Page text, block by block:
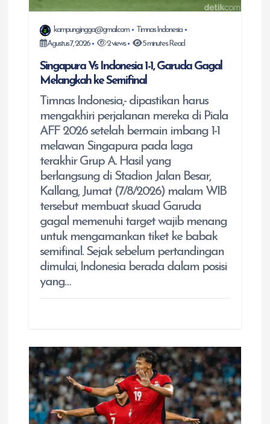
s
kampungjingga@gmail.com
Timnas Indonesia
Agustus 7, 2026
2 views 5 minutes Read
Singapura Vs Indonesia 1-1, Garuda Gagal
Melangkah ke Semifinal
Timnas Indonesia,- dipastikan harus
mengakhiri perjalanan mereka di Piala
AFF 2026 setelah bermain imbang 1-1
melawan Singapura pada laga
terakhir Grup A. Hasil yang
berlangsung di Stadion Jalan Besar,
Kallang, Jumat (7/8/2026) malam WIB
tersebut membuat skuad Garuda
gagal memenuhi target wajib menang
untuk mengamankan tiket ke babak
semifinal. Sejak sebelum pertandingan
dimulai, Indonesia berada dalam posisi
yang…